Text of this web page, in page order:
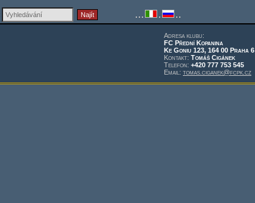
Adresa klubu:
FC Přední Kopanina
Ke Goniu 123, 164 00 Praha 6
Kontakt: Tomáš Cigánek
Telefon: +420 777 753 545
Email: tomas.ciganek@fcpk.cz